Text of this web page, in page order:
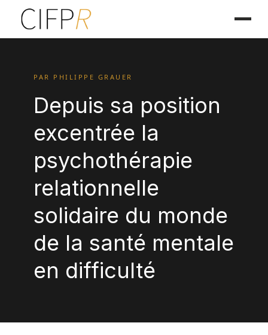
PAR PHILIPPE GRAUER
Depuis sa position
excentrée la
psychothérapie
relationnelle
solidaire du monde
de la santé mentale
en difficulté